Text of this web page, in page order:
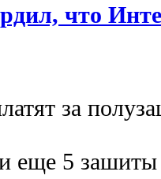
что
за
и еще 5